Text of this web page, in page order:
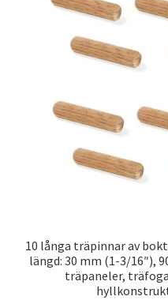
10 långa träpinnar av
längd: 30 mm (1-3/16″),
träpaneler,